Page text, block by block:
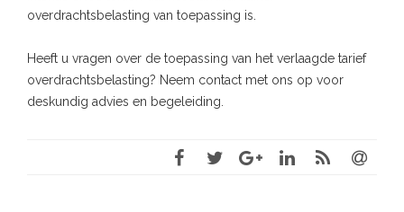
overdrachtsbelasting van toepassing is.
Heeft u vragen over de toepassing van het verlaagde tarief
overdrachtsbelasting? Neem contact met ons op voor
deskundig advies en begeleiding.